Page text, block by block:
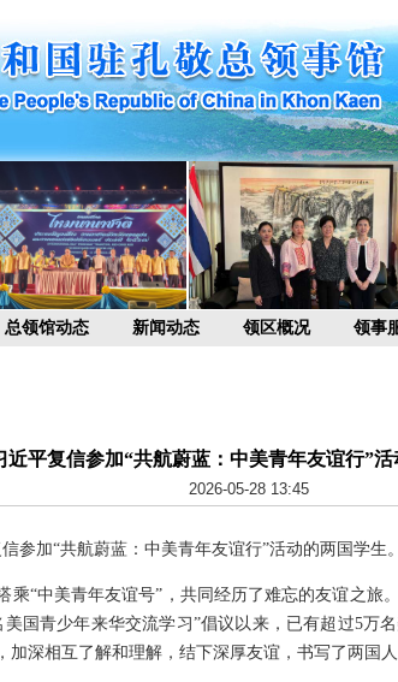
总领馆动态 新闻动态 领区概况 领事
近平复信参加“共航蔚蓝：中美青年友谊行”
2026-05-28 13:45
参加“共航蔚蓝：中美青年友谊行”活动的两国学生。
乘“中美青年友谊号”，共同经历了难忘的友谊之旅
美国青少年来华交流学习”倡议以来，已有超过5万
深相互了解和理解，结下深厚友谊，书写了两国人